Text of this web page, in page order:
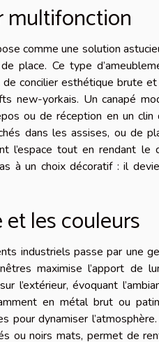
multifonction
comme une solution
place. Ce type
concilier esthétique brute
new-yorkais. Un canapé
ou de réception en un
dans les assises, ou de
l’espace tout en rendant
à un choix décoratif : il
les couleurs
industriels passe par
maximise l’apport de
l’extérieur, évoquant
en métal brut ou
pour dynamiser
ou noirs mats, permet de